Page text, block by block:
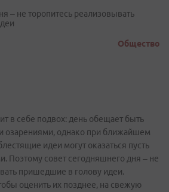
– не торопитесь реализовывать
Общество
в себе подвох: день обещает быть
озарениями, однако при ближайшем
идеи могут оказаться пусть
Поэтому совет сегодняшнего дня – не
пришедшие в голову идеи.
оценить их позднее, на свежую